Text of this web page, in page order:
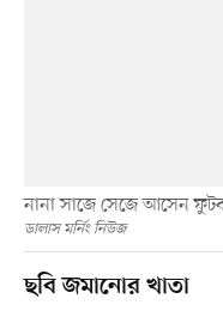
নানা সাজে সেজে আসেন
ডালাস মর্নিং নিউজ
ছবি জমানোর খাতা